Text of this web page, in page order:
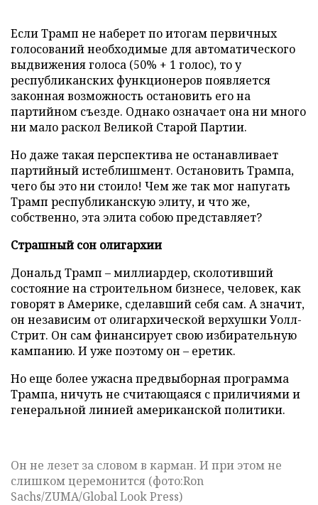
Если Трамп не наберет по итогам первичных
голосований необходимые для автоматического
выдвижения голоса (50% + 1 голос), то у
республиканских функционеров появляется
законная возможность остановить его на
партийном съезде. Однако означает она ни много
ни мало раскол Великой Старой Партии.
Но даже такая перспектива не останавливает
партийный истеблишмент. Остановить Трампа,
чего бы это ни стоило! Чем же так мог напугать
Трамп республиканскую элиту, и что же,
собственно, эта элита собою представляет?
Страшный сон олигархии
Дональд Трамп – миллиардер, сколотивший
состояние на строительном бизнесе, человек, как
говорят в Америке, сделавший себя сам. А значит,
он независим от олигархической верхушки Уолл-
Стрит. Он сам финансирует свою избирательную
кампанию. И уже поэтому он – еретик.
Но еще более ужасна предвыборная программа
Трампа, ничуть не считающаяся с приличиями и
генеральной линией американской политики.
Он не лезет за словом в карман. И при этом не
слишком церемонится (фото:Ron
Sachs/ZUMA/Global Look Press)